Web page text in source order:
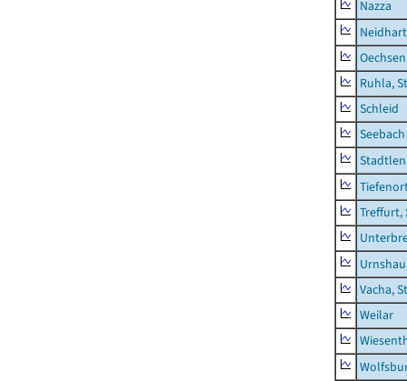
Nazza
Oechsen
Ruhla,
Schleid
Seebach
Treffurt,
Vacha,
Weilar